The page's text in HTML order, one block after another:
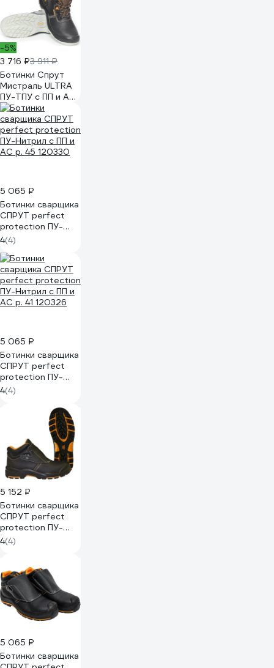
-5%
3 716 ₽3 911 ₽
Ботинки Спрут
Мистраль ULTRA
ПУ-ТПУ с ПП и АС
р. 39 119860
5 065 ₽
Ботинки сварщика
СПРУТ perfect
protection ПУ-
Нитрил с ПП и АС
р. 45 120330
4(4)
5 065 ₽
Ботинки сварщика
СПРУТ perfect
protection ПУ-
Нитрил с ПП и АС
р. 41 120326
4(4)
5 152 ₽
Ботинки сварщика
СПРУТ perfect
protection ПУ-
Нитрил с ПП и АС
р. 39 120324
4(4)
5 065 ₽
Ботинки сварщика